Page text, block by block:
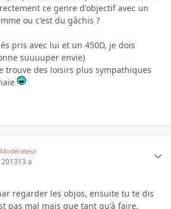
ce genre d'objectif avec un
ou c'est du gâchis ?
pris avec lui et un 450D, je dois
suuuuper envie)
trouve des loisirs plus sympathiques
Modérateur
13 a
regarder les objos, ensuite tu te dis
pas mal mais que tant qu'à faire,